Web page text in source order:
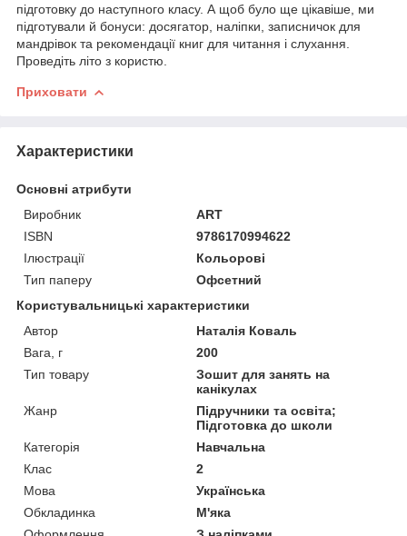
підготовку до наступного класу. А щоб було ще цікавіше, ми
підготували й бонуси: досягатор, наліпки, записничок для
мандрівок та рекомендації книг для читання і слухання.
Проведіть літо з користю.
Приховати
Характеристики
Основні атрибути
Виробник
ART
ISBN
9786170994622
Ілюстрації
Кольорові
Тип паперу
Офсетний
Користувальницькі характеристики
Автор
Наталія Коваль
Вага, г
200
Тип товару
Зошит для занять на
канікулах
Жанр
Підручники та освіта;
Підготовка до школи
Категорія
Навчальна
Клас
2
Мова
Українська
Обкладинка
М'яка